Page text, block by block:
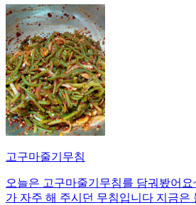
고구마줄기무침
오늘은 고구마줄기무침를 담궈봤어
가 자주 해 주시던 무침입니다 지금은